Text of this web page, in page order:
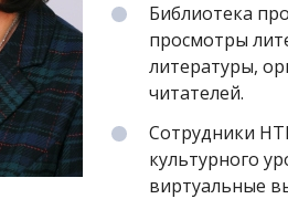
Библиотека
просмотры
литературы,
читателей.
Сотрудники
культурного
виртуальные